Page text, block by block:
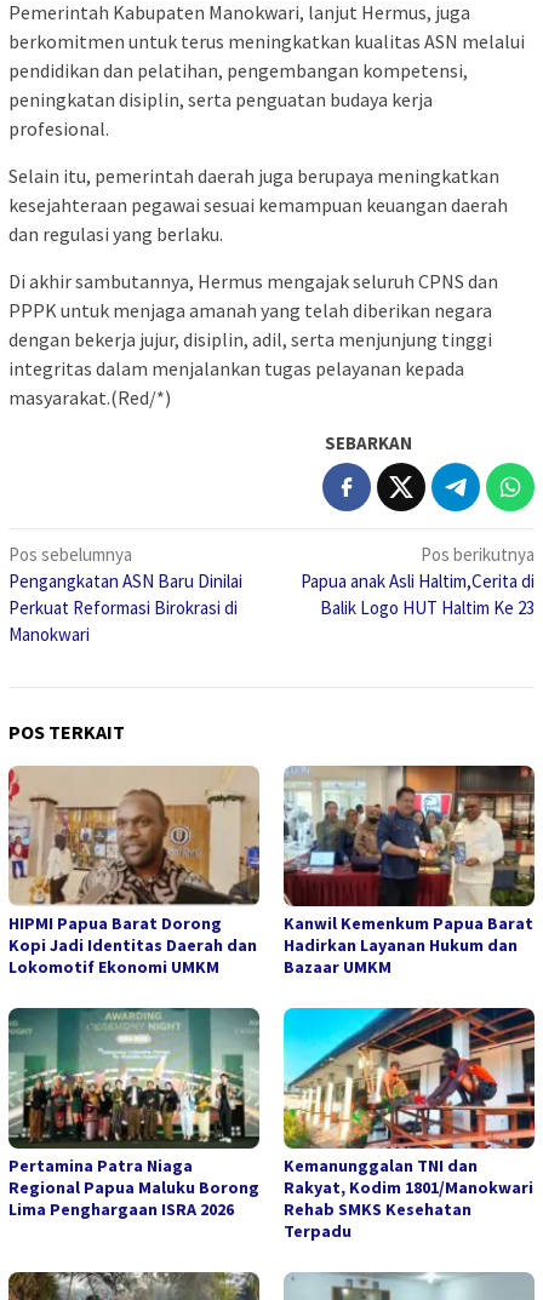
Pemerintah Kabupaten Manokwari, lanjut Hermus, juga
berkomitmen untuk terus meningkatkan kualitas ASN melalui
pendidikan dan pelatihan, pengembangan kompetensi,
peningkatan disiplin, serta penguatan budaya kerja
profesional.
Selain itu, pemerintah daerah juga berupaya meningkatkan
kesejahteraan pegawai sesuai kemampuan keuangan daerah
dan regulasi yang berlaku.
Di akhir sambutannya, Hermus mengajak seluruh CPNS dan
PPPK untuk menjaga amanah yang telah diberikan negara
dengan bekerja jujur, disiplin, adil, serta menjunjung tinggi
integritas dalam menjalankan tugas pelayanan kepada
masyarakat.(Red/*)
SEBARKAN
Navigasi
pos
Pos sebelumnya
Pengangkatan ASN Baru Dinilai
Perkuat Reformasi Birokrasi di
Manokwari
Pos berikutnya
Papua anak Asli Haltim,Cerita di
Balik Logo HUT Haltim Ke 23
POS TERKAIT
HIPMI Papua Barat Dorong
Kopi Jadi Identitas Daerah dan
Lokomotif Ekonomi UMKM
Kanwil Kemenkum Papua Barat
Hadirkan Layanan Hukum dan
Bazaar UMKM
Pertamina Patra Niaga
Regional Papua Maluku Borong
Lima Penghargaan ISRA 2026
Kemanunggalan TNI dan
Rakyat, Kodim 1801/Manokwari
Rehab SMKS Kesehatan
Terpadu